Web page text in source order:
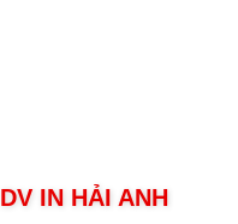
IN HẢI ANH